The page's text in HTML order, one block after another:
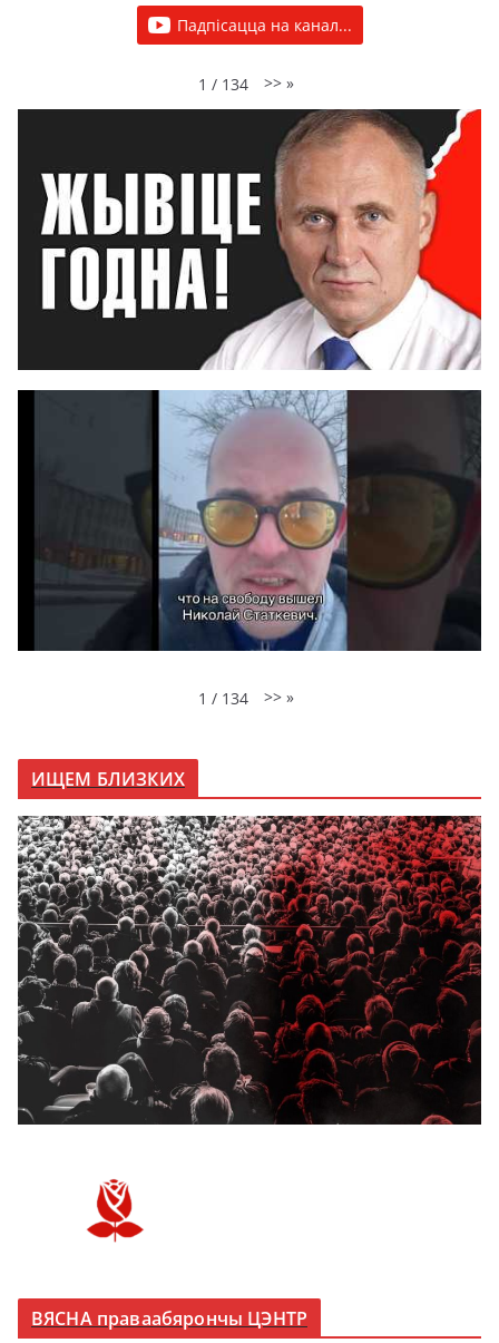
Падпісацца на канал...
1 / 134 >> »
1 / 134 >> »
ИЩЕМ БЛИЗКИХ
ВЯСНА праваабярончы ЦЭНТР